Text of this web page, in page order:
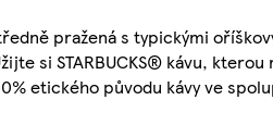
pražená s typickými
si STARBUCKS® kávu,
etického původu kávy ve